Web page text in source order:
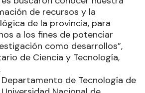
de recursos y la
de la provincia, para
a los fines de potenciar
como desarrollos”,
de Ciencia y Tecnología,
de Tecnología de